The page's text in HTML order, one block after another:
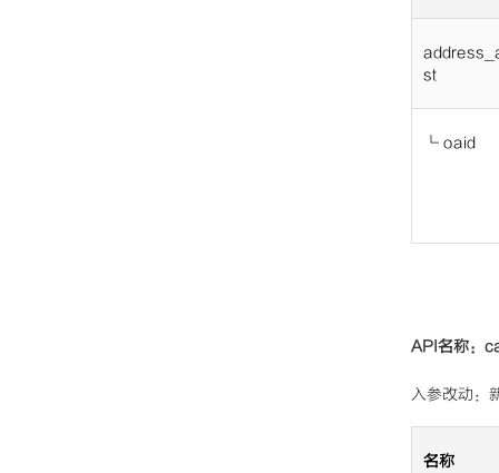
st
└ oaid
API名称：
入参改动
名称